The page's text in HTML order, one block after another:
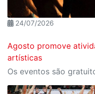
24/07/2026
Agosto promove
artísticas